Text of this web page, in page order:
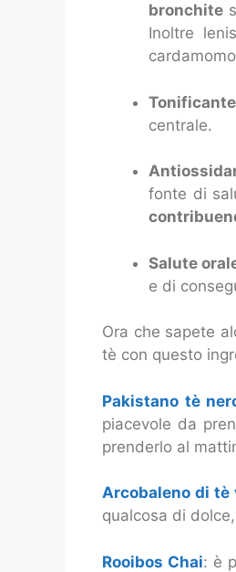
bronchite
Inoltre
centrale.
fonte di
Salute
e di
Ora che sapete
tè con questo
Pakistano tè
piacevole da
prenderlo al
Arcobaleno di tè
qualcosa di
Rooibos Chai: è